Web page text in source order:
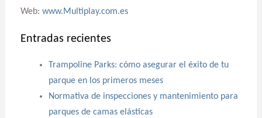
Web: www.Multiplay.com.es
Entradas recientes
Trampoline Parks: cómo asegurar el éxito de tu
parque en los primeros meses
Normativa de inspecciones y mantenimiento para
parques de camas elásticas